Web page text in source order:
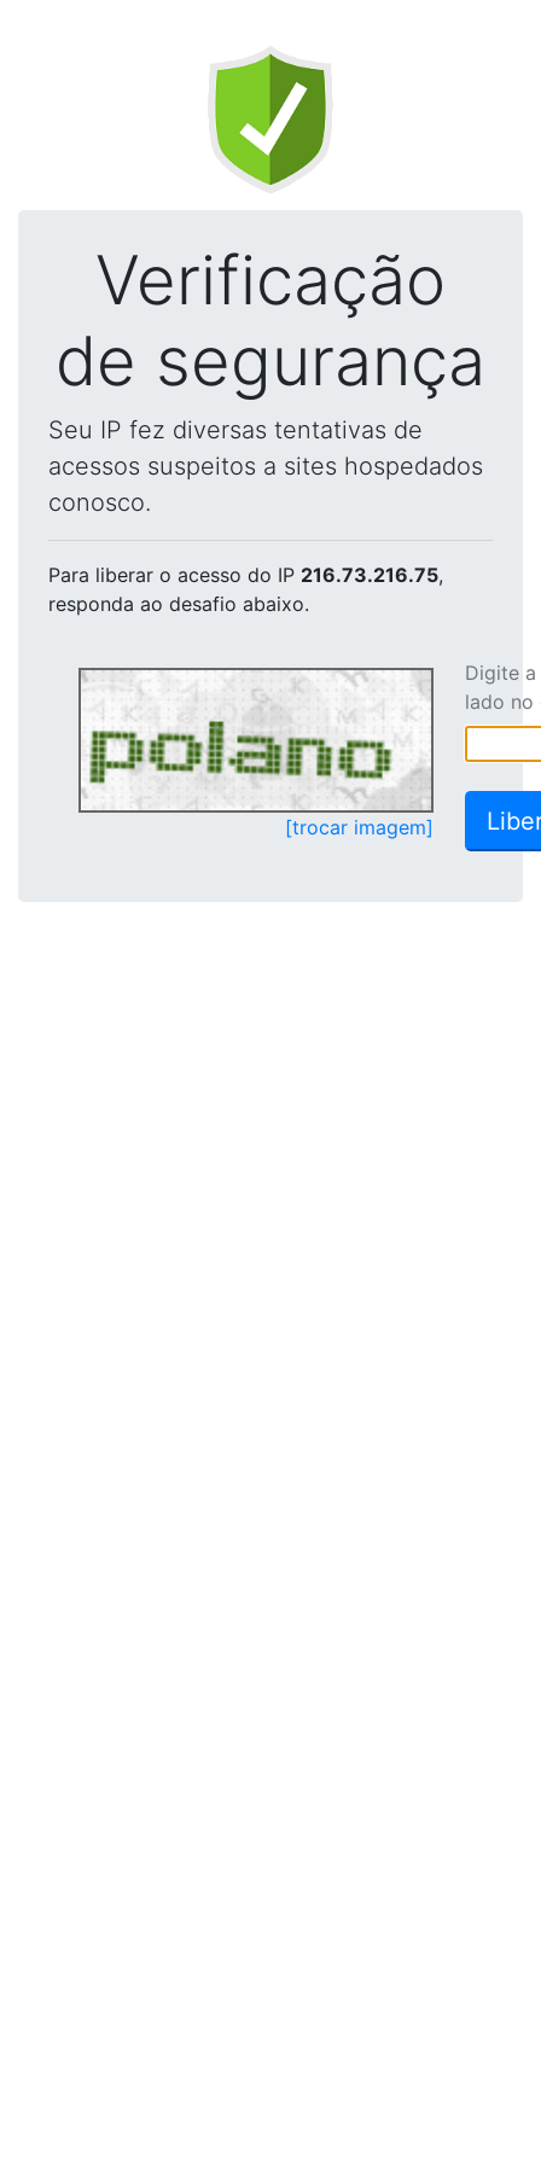
Verificação
de segurança
Seu IP fez diversas tentativas de
acessos suspeitos a sites hospedados
conosco.
Para liberar o acesso do IP 216.73.216.75,
responda ao desafio abaixo.
[trocar imagem]
Digite
lado no